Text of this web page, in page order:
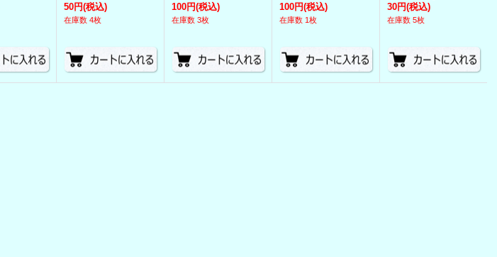
50円(税込)
在庫数 4枚
100円(税込)
在庫数 3枚
100円(税込)
在庫数 1枚
30円(税込)
在庫数 5枚